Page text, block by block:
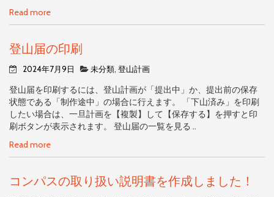
Read more
登山届の印刷
2024年7月9日 未分類, 登山計画
登山届を印刷するには、登山計画が「提出中」か、提出前の保存
状態である「制作途中」の場合に行えます。 「下山済み」を印刷
したい場合は、一旦計画を【複製】して【保存する】を押すと印
刷ボタンが表示されます。 登山届の一覧を見る ..
Read more
コンパスの取り扱い説明書を作成しました！